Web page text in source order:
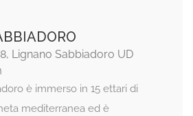
Lignano Sabbiadoro UD
è immerso in 15 ettari di
mediterranea ed è